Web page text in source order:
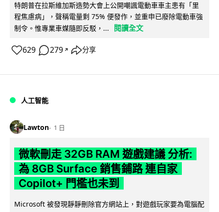
特朗普在拉斯維加斯造勢大會上公開嘲諷電動車車主患有「里
程焦慮病」，聲稱電量剩 75% 便發作，並重申已廢除電動車強
制令。惟專業車媒隨即反駁，...
閱讀全文
629 279 ↗ 分享
人工智能
Lawton 1 日
微軟刪走 32GB RAM 遊戲建議 分析:
為 8GB Surface 銷售鋪路 連自家
Copilot+ 門檻也未到
Microsoft 被發現靜靜刪除官方網站上，對遊戲玩家要為電腦配